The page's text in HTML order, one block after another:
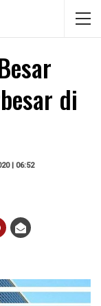
di
| 06:52